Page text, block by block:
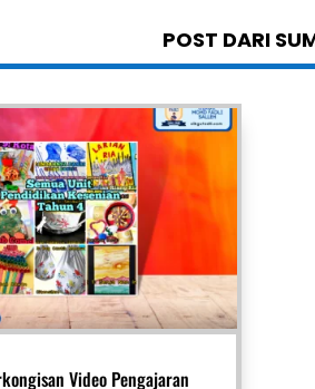
POST DARI
Video Pengajaran